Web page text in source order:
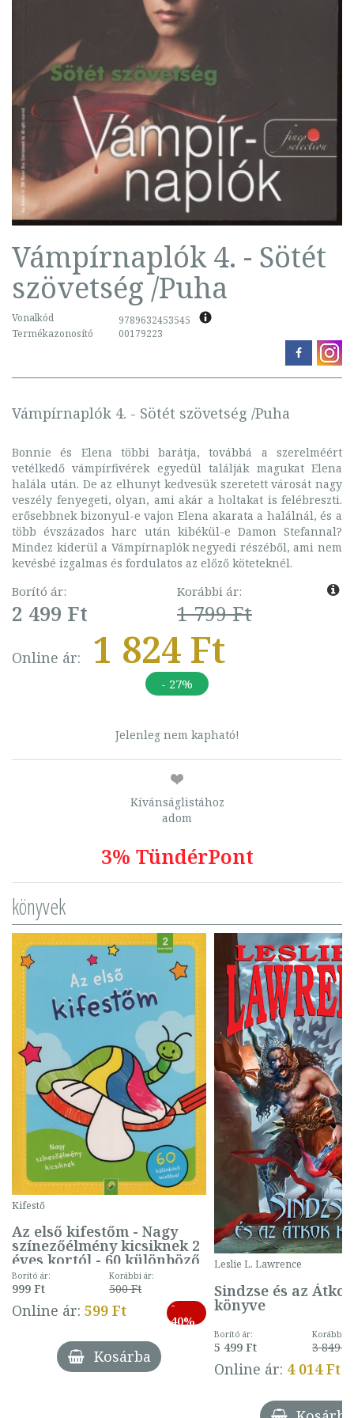
Vámpírnaplók 4. - Sötét
szövetség /Puha
Vonalkód
9789632453545
Termékazonosító
00179223
Vámpírnaplók 4. - Sötét szövetség /Puha
Bonnie és Elena többi barátja, továbbá a szerelméért
vetélkedő vámpírfivérek egyedül találják magukat Elena
halála után. De az elhunyt kedvesük szeretett városát nagy
veszély fenyegeti, olyan, ami akár a holtakat is felébreszti.
erősebbnek bizonyul-e vajon Elena akarata a halálnál, és a
több évszázados harc után kibékül-e Damon Stefannal?
Mindez kiderül a Vámpírnaplók negyedi részéből, ami nem
kevésbé izgalmas és fordulatos az előző köteteknél.
Borító ár:
2 499 Ft
Korábbi ár:
1 799 Ft
Online ár: 1 824 Ft
- 27%
Jelenleg nem kapható!
Kívánságlistához
adom
3% TündérPont
könyvek
Kifestő
Az első kifestőm - Nagy
színezőélmény kicsiknek 2
éves kortól - 60 különböző
mintával (gombás)
Borító ár:
999 Ft
Korábbi ár:
500 Ft
Online ár: 599 Ft
-
40%
Kosárba
Leslie L. Lawrence
Sindzse és az Átkok
könyve
Borító ár:
5 499 Ft
Korábbi
3 849 Ft
Online ár: 4 014 Ft